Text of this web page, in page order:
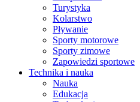
Turystyka
Kolarstwo
Pływanie
Sporty motorowe
Sporty zimowe
Zapowiedzi sportowe
Technika i nauka
Nauka
Edukacja